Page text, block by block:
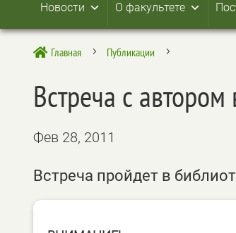
Новости О факультете
 Главная 5 Публикации 5
Встреча с
Фев 28, 2011
Встреча пройдет в